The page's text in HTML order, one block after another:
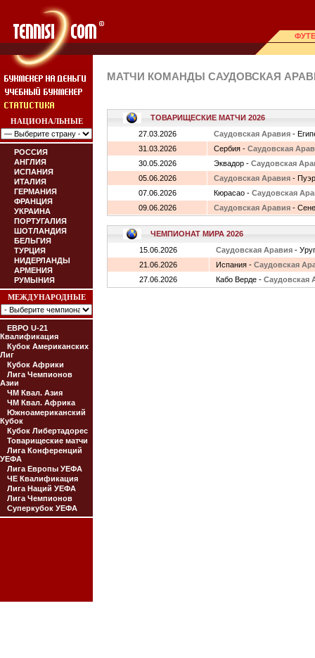
НАЦИОНАЛЬНЫЕ
РОССИЯ
АНГЛИЯ
ИСПАНИЯ
ИТАЛИЯ
ГЕРМАНИЯ
ФРАНЦИЯ
УКРАИНА
ПОРТУГАЛИЯ
ШОТЛАНДИЯ
БЕЛЬГИЯ
ТУРЦИЯ
НИДЕРЛАНДЫ
АРМЕНИЯ
РУМЫНИЯ
МЕЖДУНАРОДНЫЕ
ЕВРО U-21
Квалификация
Кубок Американских
Лиг
Кубок Африки
Лига Чемпионов
Азии
ЧМ Квал. Азия
ЧМ Квал. Африка
Южноамериканский
Кубок
Кубок Либертадорес
Товарищеские матчи
Лига Конференций
УЕФА
Лига Европы УЕФА
ЧЕ Квалификация
Лига Наций УЕФА
Лига Чемпионов
Суперкубок УЕФА
МАТЧИ КОМАНДЫ САУДОВСКАЯ
ТОВАРИЩЕСКИЕ МАТЧИ 2026
27.03.2026
Саудовская Аравия -
31.03.2026
Сербия - Саудовская
30.05.2026
Эквадор - Саудовская
05.06.2026
Саудовская Аравия -
07.06.2026
Кюрасао - Саудовская
09.06.2026
Саудовская Аравия -
ЧЕМПИОНАТ МИРА 2026
15.06.2026
Саудовская Аравия -
21.06.2026
Испания - Саудовская
27.06.2026
Кабо Верде - Саудовская